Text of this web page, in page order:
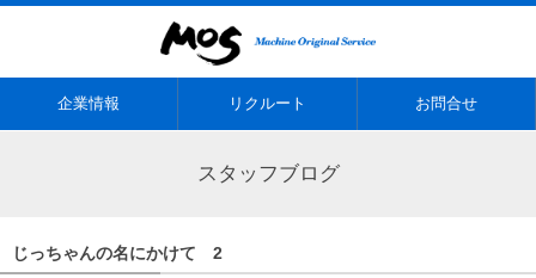
企業情報 リクルート お問合せ
スタッフブログ
じっちゃんの名にかけて 2